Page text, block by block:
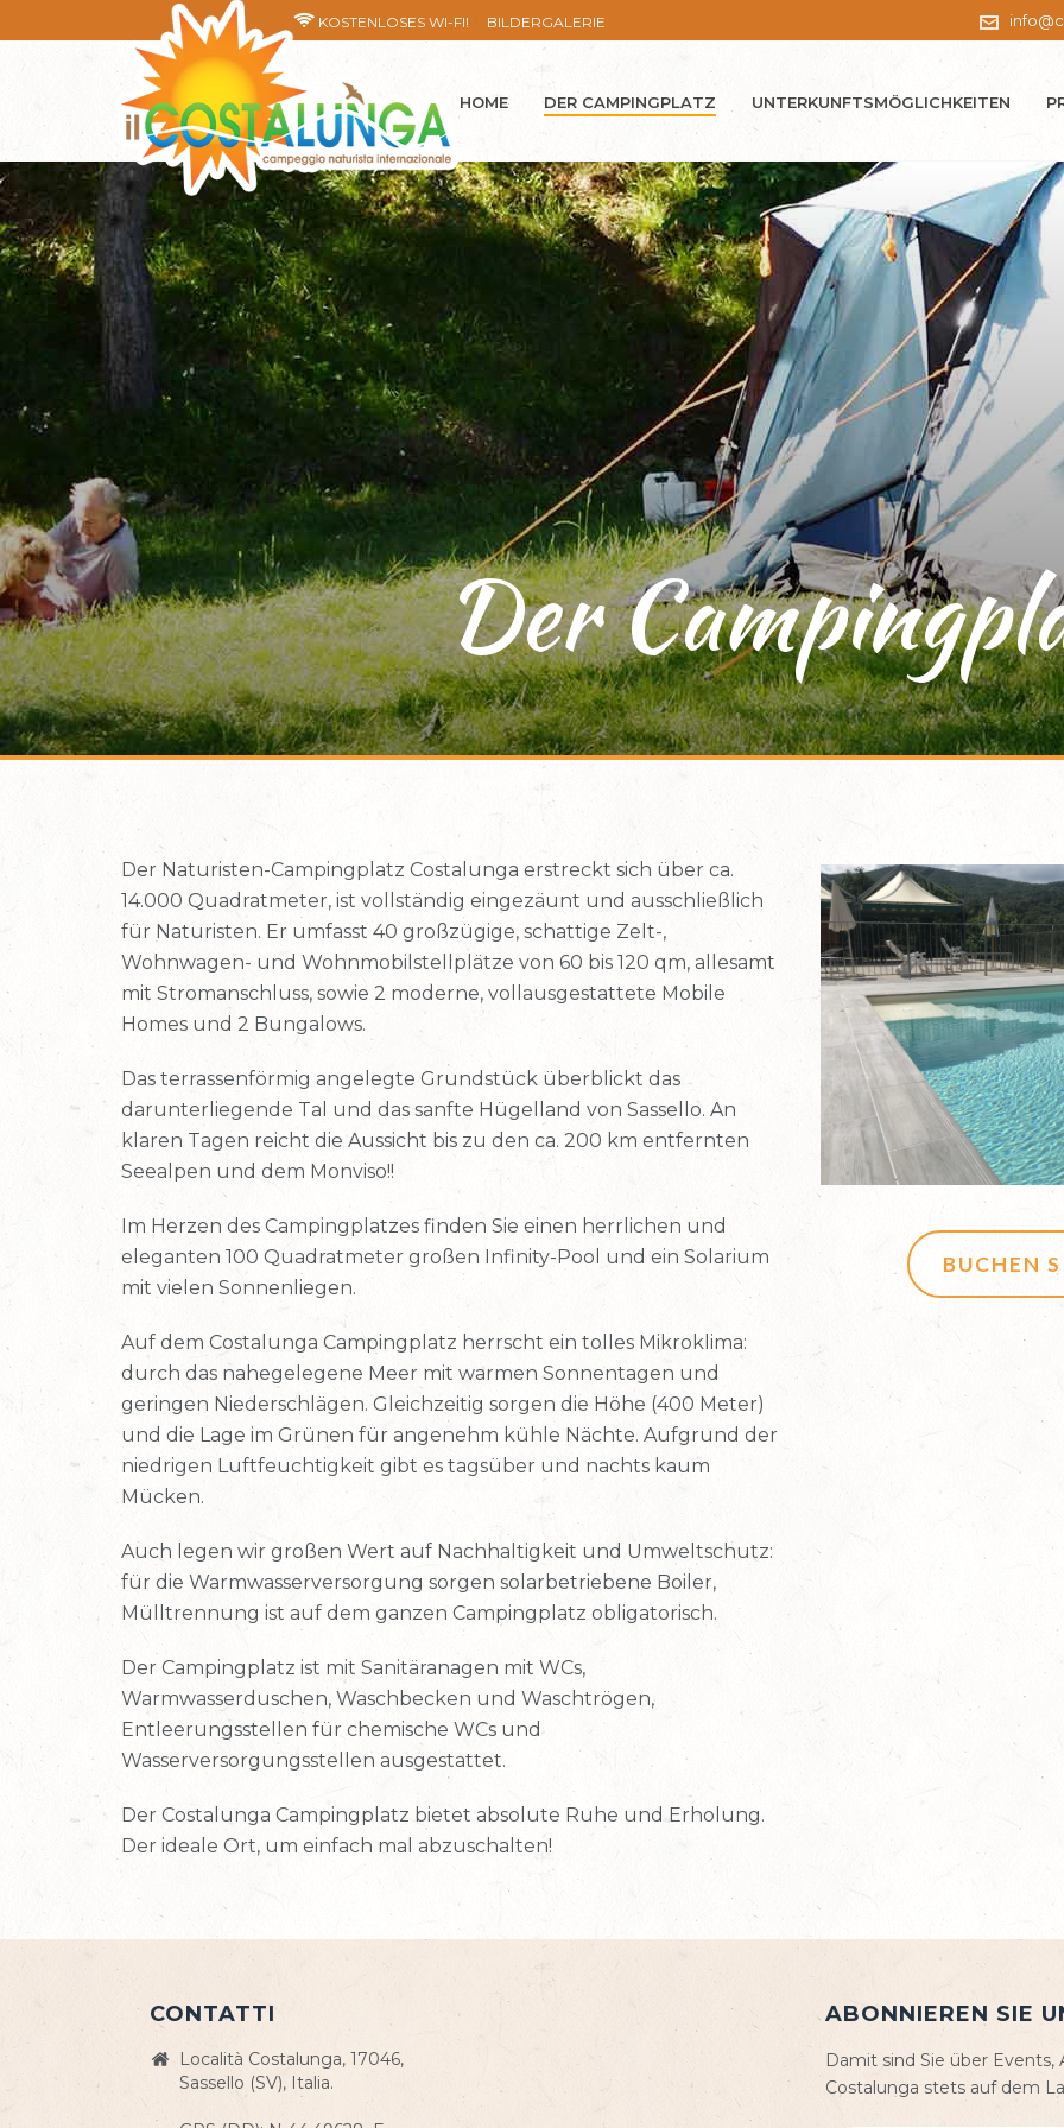
KOSTENLOSES WI-FI! BILDERGALERIE
HOME DER CAMPINGPLATZ UNTERKUNFTSMÖGLICHKEITEN
Der
Der Naturisten-Campingplatz Costalunga erstreckt sich über ca.
14.000 Quadratmeter, ist vollständig eingezäunt und ausschließlich
für Naturisten. Er umfasst 40 großzügige, schattige Zelt-,
Wohnwagen- und Wohnmobilstellplätze von 60 bis 120 qm, allesamt
mit Stromanschluss, sowie 2 moderne, vollausgestattete Mobile
Homes und 2 Bungalows.
Das terrassenförmig angelegte Grundstück überblickt das
darunterliegende Tal und das sanfte Hügelland von Sassello. An
klaren Tagen reicht die Aussicht bis zu den ca. 200 km entfernten
Seealpen und dem Monviso!!
Im Herzen des Campingplatzes finden Sie einen herrlichen und
eleganten 100 Quadratmeter großen Infinity-Pool und ein Solarium
mit vielen Sonnenliegen.
Auf dem Costalunga Campingplatz herrscht ein tolles Mikroklima:
durch das nahegelegene Meer mit warmen Sonnentagen und
geringen Niederschlägen. Gleichzeitig sorgen die Höhe (400 Meter)
und die Lage im Grünen für angenehm kühle Nächte. Aufgrund der
niedrigen Luftfeuchtigkeit gibt es tagsüber und nachts kaum
Mücken.
Auch legen wir großen Wert auf Nachhaltigkeit und Umweltschutz:
für die Warmwasserversorgung sorgen solarbetriebene Boiler,
Mülltrennung ist auf dem ganzen Campingplatz obligatorisch.
Der Campingplatz ist mit Sanitäranagen mit WCs,
Warmwasserduschen, Waschbecken und Waschtrögen,
Entleerungsstellen für chemische WCs und
Wasserversorgungsstellen ausgestattet.
Der Costalunga Campingplatz bietet absolute Ruhe und Erholung.
Der ideale Ort, um einfach mal abzuschalten!
BUCHEN
CONTATTI
Località Costalunga, 17046,
Sassello (SV), Italia.
ABONNIEREN SIE
Damit sind Sie über
Costalunga stets auf dem